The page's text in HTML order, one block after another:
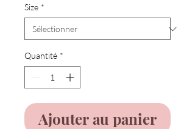
Size *
Quantité *
Ajouter au panier